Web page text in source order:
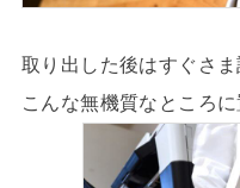
取り出した後はすぐさま
こんな無機質なところ